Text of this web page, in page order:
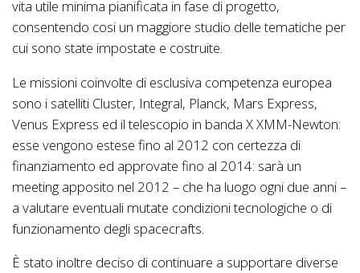
vita utile minima pianificata in fase di progetto,
consentendo cosi un maggiore studio delle tematiche per
cui sono state impostate e costruite.
Le missioni coinvolte di esclusiva competenza europea
sono i satelliti Cluster, Integral, Planck, Mars Express,
Venus Express ed il telescopio in banda X XMM-Newton:
esse vengono estese fino al 2012 con certezza di
finanziamento ed approvate fino al 2014: sarà un
meeting apposito nel 2012 – che ha luogo ogni due anni –
a valutare eventuali mutate condizioni tecnologiche o di
funzionamento degli spacecrafts.
È stato inoltre deciso di continuare a supportare diverse